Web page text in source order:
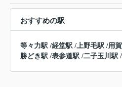
おすすめの駅
等々力駅 /経堂駅 /上野毛駅 /用
勝どき駅 /表参道駅 /二子玉川駅 /